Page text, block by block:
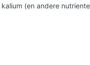
(en andere